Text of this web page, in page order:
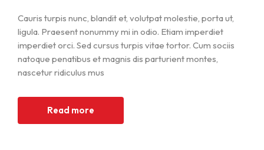
Cauris turpis nunc, blandit et, volutpat molestie, porta ut,
ligula. Praesent nonummy mi in odio. Etiam imperdiet
imperdiet orci. Sed cursus turpis vitae tortor. Cum sociis
natoque penatibus et magnis dis parturient montes,
nascetur ridiculus mus
Read more